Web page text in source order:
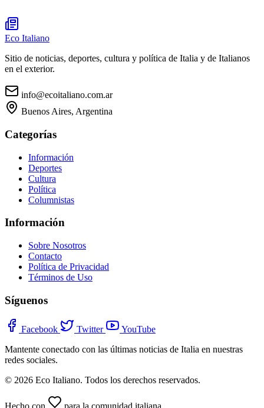
Eco Italiano
Sitio de noticias, deportes, cultura y política de Italia y de Italianos
en el exterior.
info@ecoitaliano.com.ar
Buenos Aires, Argentina
Categorías
Información
Deportes
Cultura
Política
Columnistas
Información
Sobre Nosotros
Contacto
Política de Privacidad
Términos de Uso
Síguenos
Facebook Twitter
YouTube
Mantente conectado con las últimas noticias de Italia en nuestras
redes sociales.
© 2026 Eco Italiano. Todos los derechos reservados.
Hecho con para la comunidad italiana